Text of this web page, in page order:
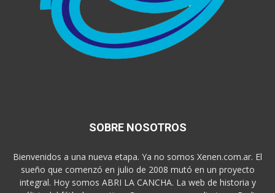
SOBRE NOSOTROS
Bienvenidos a una nueva etapa. Ya no somos Xenen.com.ar. El
sueño que comenzó en julio de 2008 mutó en un proyecto
integral. Hoy somos ABRI LA CANCHA. La web de historia y